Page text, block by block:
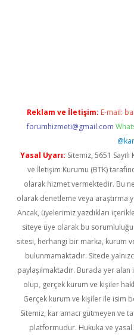
Reklam ve İletişim: E-mail:
forumhizmeti@gmail.com
Yasal Uyarı: Sitemiz, 5651
ve İletişim Kurumu (BTK)
olarak hizmet vermektedir. Bu
olarak denetleme veya araştırma
Ancak, üyelerimiz yazdıkları
siteye üye olarak bu
sitesi, herhangi bir marka, kurum
bulunmamaktadır. Sitede
paylaşılmaktadır. Burada yer
olup, gerçek kurum ve kişiler
Gerçek kurum ve kişiler ile isim
Sitemiz, kar amacı gütmeyen ve
platformudur. Hukuka ve yasal